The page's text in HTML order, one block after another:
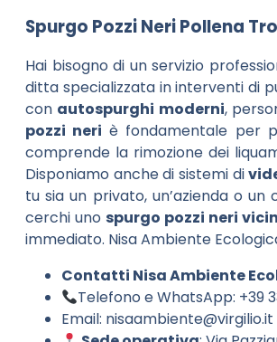
Spurgo Pozzi Neri Pollena
Hai bisogno di un servizio
ditta specializzata in interventi di
con autospurghi moderni,
pozzi neri è fondamentale per
comprende la rimozione dei
Disponiamo anche di sistemi di
tu sia un privato, un’azienda o un
cerchi uno spurgo pozzi neri
immediato. Nisa Ambiente
Contatti Nisa Ambiente
Telefono e WhatsApp: +39
Email: nisaambiente@virgilio.it